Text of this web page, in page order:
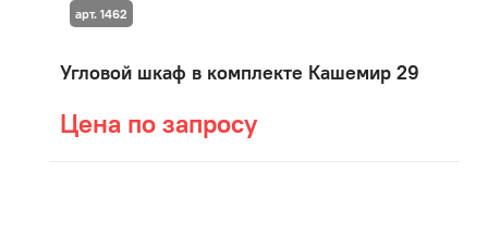
Угловой шкаф в комплекте Кашемир 29
Цена по запросу
арт. 1462